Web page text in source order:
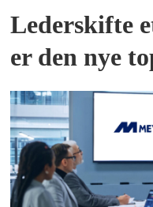
Lederskifte
er den nye